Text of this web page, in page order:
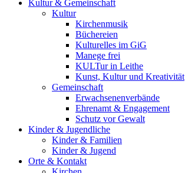
Kultur & Gemeinschaft
Kultur
Kirchenmusik
Büchereien
Kulturelles im GiG
Manege frei
KULTur in Leithe
Kunst, Kultur und Kreativität
Gemeinschaft
Erwachsenenverbände
Ehrenamt & Engagement
Schutz vor Gewalt
Kinder & Jugendliche
Kinder & Familien
Kinder & Jugend
Orte & Kontakt